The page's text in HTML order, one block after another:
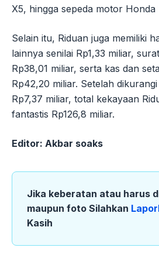
X5, hingga sepeda motor Honda
Selain itu, Riduan juga memiliki
lainnya senilai Rp1,33 miliar,
Rp38,01 miliar, serta kas dan
Rp42,20 miliar. Setelah
Rp7,37 miliar, total kekayaan
fantastis Rp126,8 miliar.
Editor: Akbar soaks
Jika keberatan atau harus
maupun foto Silahkan
Kasih